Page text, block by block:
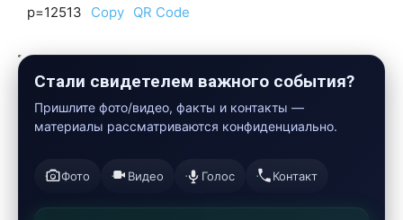
p=12513
Copy QR Code
Стали свидетелем важного события?
Пришлите фото/видео, факты и контакты —
материалы рассматриваются конфиденциально.
Фото Видео Голос Контакт